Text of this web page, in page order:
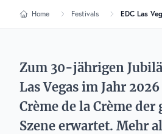
Home Festivals
Zum 30-jährigen
Las Vegas im Jahr
Crème de la Crème
Szene erwartet. Mehr